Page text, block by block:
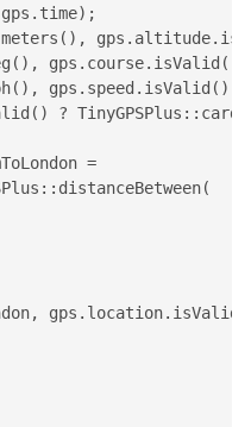
? TinyGPSPlus
=
::distanceBetween(